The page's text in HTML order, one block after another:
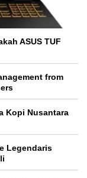
ASUS TUF
from
Kopi Nusantara
Legendaris